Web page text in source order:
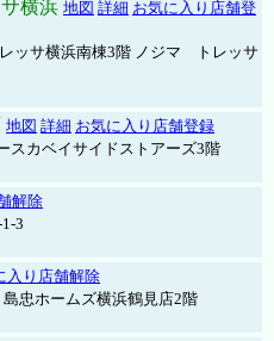
横浜 地図 詳細 お気に入り店舗登
ッサ横浜南棟3階 ノジマ トレッサ
地図 詳細 お気に入り店舗登録
スカベイサイドストアーズ3階
解除
3
入り店舗解除
忠ホームズ横浜鶴見店2階